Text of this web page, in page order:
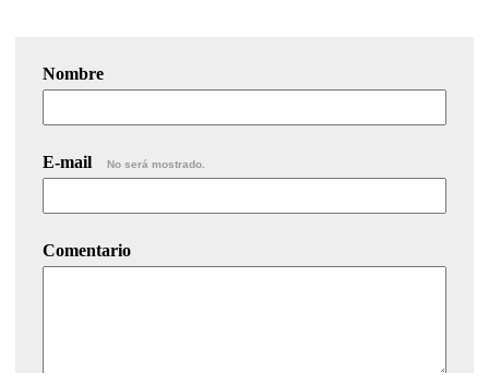
Nombre
E-mail No será mostrado.
Comentario